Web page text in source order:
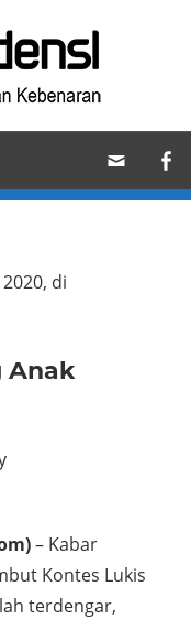
di
Anak
– Kabar
Kontes Lukis
terdengar,